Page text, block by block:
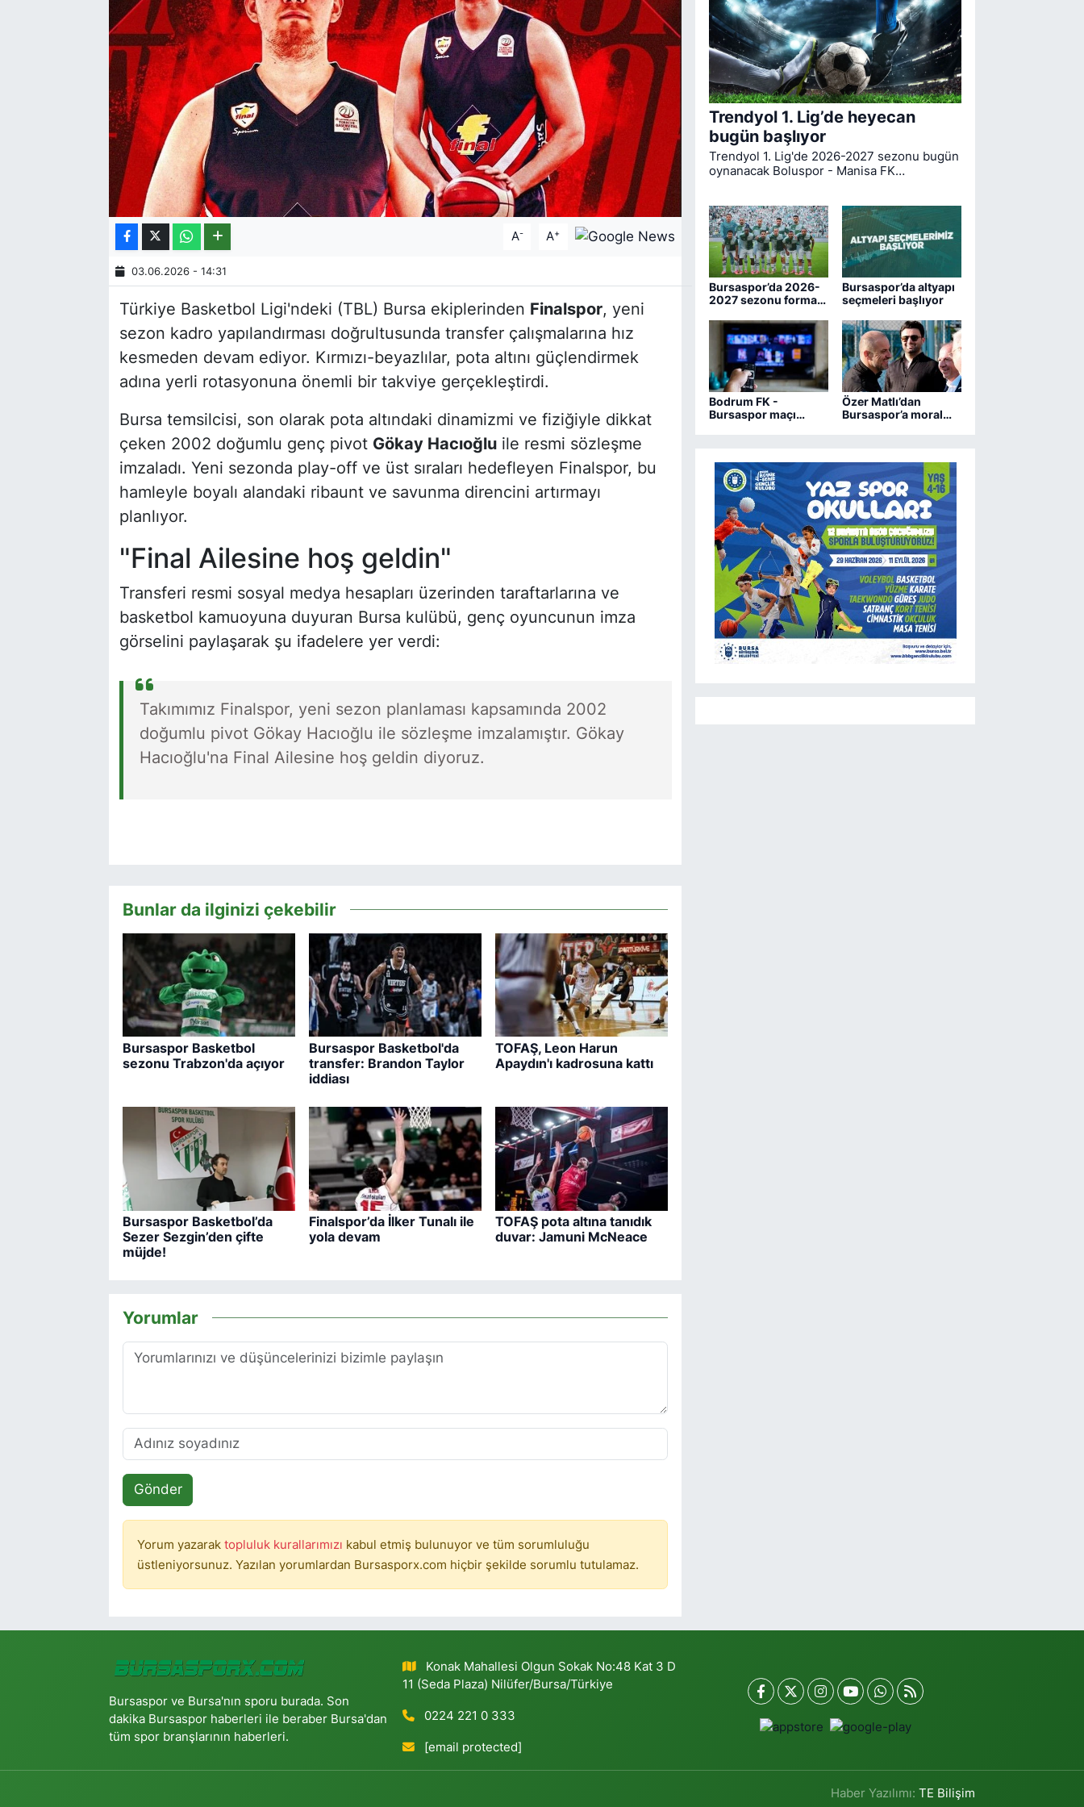
A- A+
03.06.2026 - 14:31
Türkiye Basketbol Ligi'ndeki (TBL) Bursa ekiplerinden Finalspor, yeni
sezon kadro yapılandırması doğrultusunda transfer çalışmalarına hız
kesmeden devam ediyor. Kırmızı-beyazlılar, pota altını güçlendirmek
adına yerli rotasyonuna önemli bir takviye gerçekleştirdi.
Bursa temsilcisi, son olarak pota altındaki dinamizmi ve fiziğiyle dikkat
çeken 2002 doğumlu genç pivot Gökay Hacıoğluile resmi sözleşme
imzaladı. Yeni sezonda play-off ve üst sıraları hedefleyen Finalspor, bu
hamleyle boyalı alandaki ribaunt ve savunma direncini artırmayı
planlıyor.
"Final Ailesine hoş geldin"
Transferi resmi sosyal medya hesapları üzerinden taraftarlarına ve
basketbol kamuoyuna duyuran Bursa kulübü, genç oyuncunun imza
görselini paylaşarak şu ifadelere yer verdi:
Takımımız Finalspor, yeni sezon planlaması kapsamında 2002
doğumlu pivot Gökay Hacıoğlu ile sözleşme imzalamıştır. Gökay
Hacıoğlu'na Final Ailesine hoş geldin diyoruz.
Bunlar da ilginizi çekebilir
Bursaspor Basketbol
sezonu Trabzon'da açıyor
Bursaspor Basketbol'da
transfer: Brandon Taylor
iddiası
TOFAŞ, Leon Harun
Apaydın'ı kadrosuna kattı
Bursaspor Basketbol’da
Sezer Sezgin’den çifte
müjde!
Finalspor’da İlker Tunalı ile
yola devam
TOFAŞ pota altına tanıdık
duvar: Jamuni McNeace
Yorumlar
Gönder
Yorum yazarak topluluk kurallarımızı kabul etmiş bulunuyor ve tüm sorumluluğu
üstleniyorsunuz. Yazılan yorumlardan Bursasporx.com hiçbir şekilde sorumlu tutulamaz.
Trendyol 1. Lig’de heyecan
bugün başlıyor
Trendyol 1. Lig'de 2026-2027 sezonu bugün
oynanacak Boluspor - Manisa FK
Bodrum FK ile kozlarını paylaşacak.
Bursaspor’da 2026-
2027 sezonu forma
Bursaspor’da altyapı
seçmeleri başlıyor
Bodrum FK -
Bursaspor maçı
Özer Matlı’dan
Bursaspor’a moral
Bursaspor ve Bursa'nın sporu burada. Son
dakika Bursaspor haberleri ile beraber Bursa'dan
tüm spor branşlarının haberleri.
Konak Mahallesi Olgun Sokak No:48 Kat 3 D
11 (Seda Plaza) Nilüfer/Bursa/Türkiye
0224 221 0 333
[email protected]
Haber Yazılımı:TE Bilişim